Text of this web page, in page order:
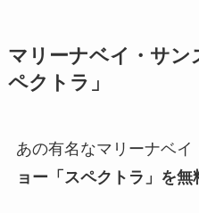
マリーナベイ・サン
ペクトラ」
あの有名なマリーナベイ
ョー「スペクトラ」を無